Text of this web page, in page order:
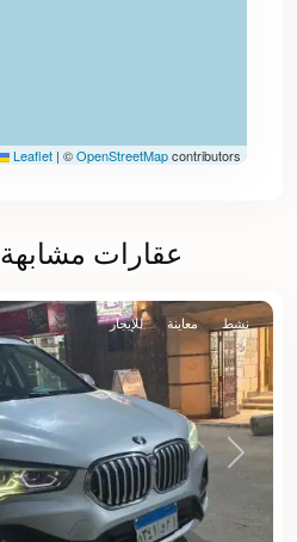
Leaflet | ©OpenStreetMapcontributors
Similar Listings | عقارات مشابهة
Next
للإيجار معاينة نشط